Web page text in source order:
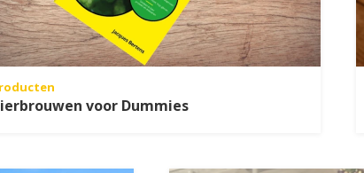
voor Dummies